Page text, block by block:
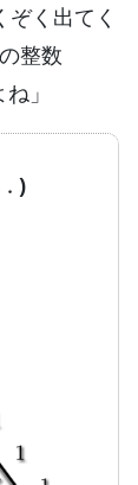
ぞく出てく
整数
」
)